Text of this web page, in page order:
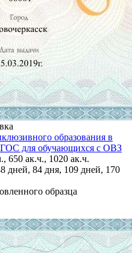
образования в
для обучающихся с ОВЗ
650 ак.ч., 1020 ак.ч.
дней, 84 дня, 109 дней, 170
образца